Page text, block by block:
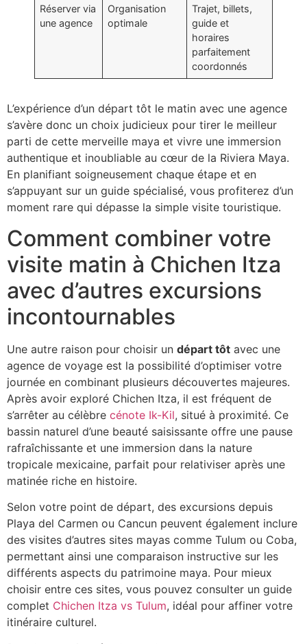
Réserver via
une agence
Organisation
optimale
Trajet, billets,
guide et
horaires
parfaitement
coordonnés
L’expérience d’un départ tôt le matin avec une agence
s’avère donc un choix judicieux pour tirer le meilleur
parti de cette merveille maya et vivre une immersion
authentique et inoubliable au cœur de la Riviera Maya.
En planifiant soigneusement chaque étape et en
s’appuyant sur un guide spécialisé, vous profiterez d’un
moment rare qui dépasse la simple visite touristique.
Comment combiner votre
visite matin à Chichen Itza
avec d’autres excursions
incontournables
Une autre raison pour choisir un départ tôt avec une
agence de voyage est la possibilité d’optimiser votre
journée en combinant plusieurs découvertes majeures.
Après avoir exploré Chichen Itza, il est fréquent de
s’arrêter au célèbre cénote Ik-Kil, situé à proximité. Ce
bassin naturel d’une beauté saisissante offre une pause
rafraîchissante et une immersion dans la nature
tropicale mexicaine, parfait pour relativiser après une
matinée riche en histoire.
Selon votre point de départ, des excursions depuis
Playa del Carmen ou Cancun peuvent également inclure
des visites d’autres sites mayas comme Tulum ou Coba,
permettant ainsi une comparaison instructive sur les
différents aspects du patrimoine maya. Pour mieux
choisir entre ces sites, vous pouvez consulter un guide
complet Chichen Itza vs Tulum, idéal pour affiner votre
itinéraire culturel.